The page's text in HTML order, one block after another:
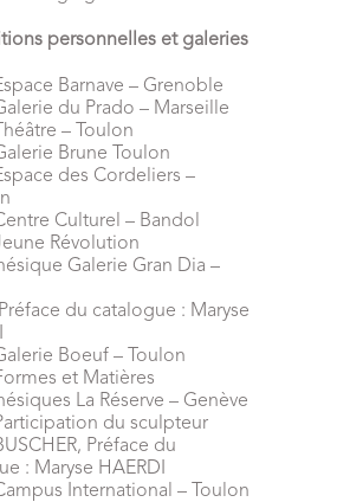
personnelles et galeries
Barnave – Grenoble
du Prado – Marseille
– Toulon
Brune Toulon
des Cordeliers –
Culturel – Bandol
Révolution
Galerie Gran Dia –
du catalogue : Maryse
Boeuf – Toulon
et Matières
La Réserve – Genève
du sculpteur
Préface du
: Maryse HAERDI
International – Toulon